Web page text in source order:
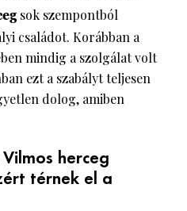
sok szempontból
családot. Korábban a
mindig a szolgálat volt
ezt a szabályt teljesen
dolog, amiben
herceg
térnek el a